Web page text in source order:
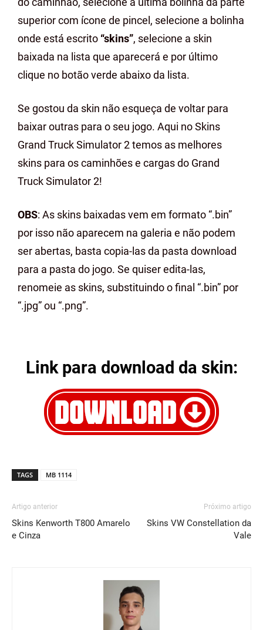
superior com ícone de pincel, selecione a bolinha
onde está escrito “skins”, selecione a skin
baixada na lista que aparecerá e por último
clique no botão verde abaixo da lista.
Se gostou da skin não esqueça de voltar para
baixar outras para o seu jogo. Aqui no Skins
Grand Truck Simulator 2 temos as melhores
skins para os caminhões e cargas do Grand
Truck Simulator 2!
OBS: As skins baixadas vem em formato “.bin”
por isso não aparecem na galeria e não podem
ser abertas, basta copia-las da pasta download
para a pasta do jogo. Se quiser edita-las,
renomeie as skins, substituindo o final “.bin” por
“.jpg” ou “.png”.
Link para download da skin:
TAGS MB 1114
Artigo anterior
Skins Kenworth T800 Amarelo
e Cinza
Próximo artigo
Skins VW Constellation da
Vale